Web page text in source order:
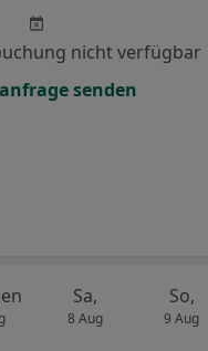
nicht verfügbar
senden
Sa,
8 Aug
So,
9 Aug